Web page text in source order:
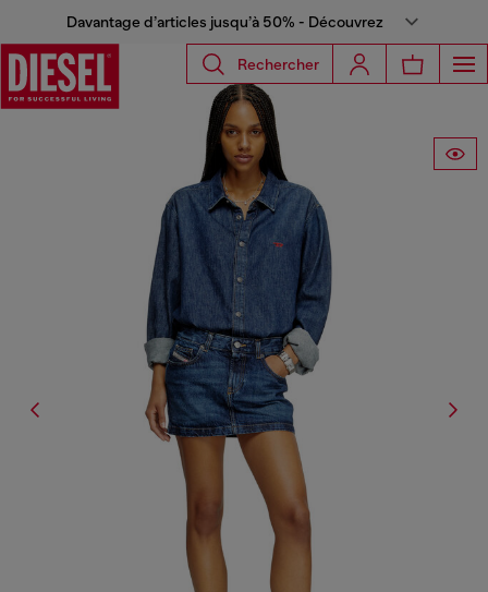
Davantage d’articles jusqu’à 50% - Découvrez
Rechercher